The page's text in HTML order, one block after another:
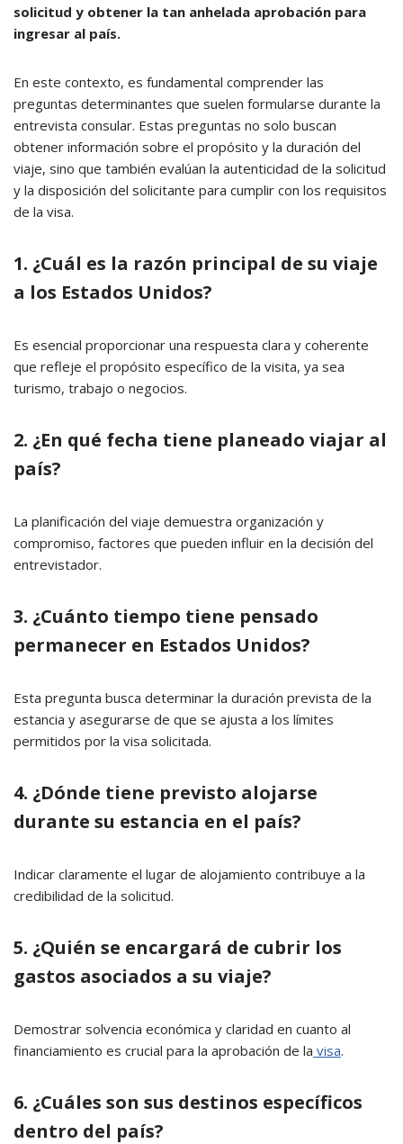
solicitud y obtener la tan anhelada aprobación para
ingresar al país.
En este contexto, es fundamental comprender las
preguntas determinantes que suelen formularse durante la
entrevista consular. Estas preguntas no solo buscan
obtener información sobre el propósito y la duración del
viaje, sino que también evalúan la autenticidad de la solicitud
y la disposición del solicitante para cumplir con los requisitos
de la visa.
1. ¿Cuál es la razón principal de su viaje
a los Estados Unidos?
Es esencial proporcionar una respuesta clara y coherente
que refleje el propósito específico de la visita, ya sea
turismo, trabajo o negocios.
2. ¿En qué fecha tiene planeado viajar al
país?
La planificación del viaje demuestra organización y
compromiso, factores que pueden influir en la decisión del
entrevistador.
3. ¿Cuánto tiempo tiene pensado
permanecer en Estados Unidos?
Esta pregunta busca determinar la duración prevista de la
estancia y asegurarse de que se ajusta a los límites
permitidos por la visa solicitada.
4. ¿Dónde tiene previsto alojarse
durante su estancia en el país?
Indicar claramente el lugar de alojamiento contribuye a la
credibilidad de la solicitud.
5. ¿Quién se encargará de cubrir los
gastos asociados a su viaje?
Demostrar solvencia económica y claridad en cuanto al
financiamiento es crucial para la aprobación de la visa.
6. ¿Cuáles son sus destinos específicos
dentro del país?